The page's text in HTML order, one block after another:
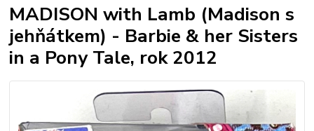
MADISON with Lamb (Madison s
jehňátkem) - Barbie & her Sisters
in a Pony Tale, rok 2012